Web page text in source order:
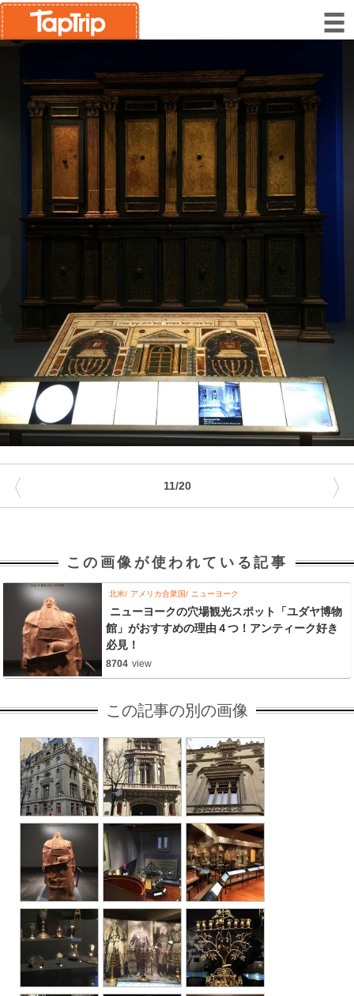
11/20
〈 〉
この画像が使われている記事
北米 アメリカ合衆国 ニューヨーク
ニューヨークの穴場観光スポット「ユダヤ博物
館」がおすすめの理由４つ！アンティーク好き
必見！
8704 view
この記事の別の画像